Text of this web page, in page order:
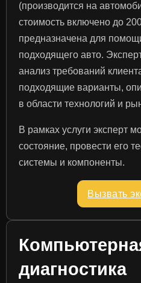
(производится на
стоимость включено до
предназначена для
подходящего авто.
анализ требований
подходящие варианты,
в области технологий и
В рамках услуги эксперт
состояние, провести его
системы и компоненты.
Вызвать
диагностика